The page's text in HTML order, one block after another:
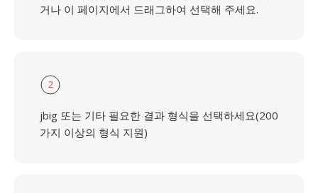
거나 이 페이지에서 드래그하여 선택해 주세요.
2
jbig 또는 기타 필요한 결과 형식을 선택하세요(200
가지 이상의 형식 지원)